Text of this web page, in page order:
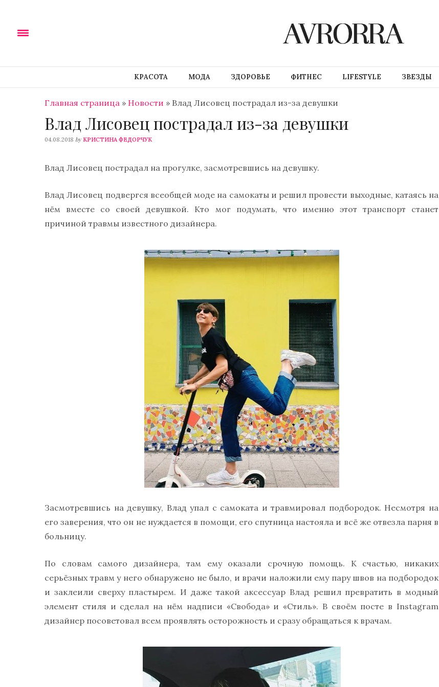
КРАСОТА МОДА ЗДОРОВЬЕ ФИТНЕС LIFESTYLE ЗВЕЗДЫ
Главная страница » Новости » Влад Лисовец пострадал из-за девушки
Влад Лисовец пострадал из-за девушки
04.08.2018 by КРИСТИНА ФЕДОРЧУК
Влад Лисовец пострадал на прогулке, засмотревшись на девушку.
Влад Лисовец подвергся всеобщей моде на самокаты и решил провести выходные, катаясь на
нём вместе со своей девушкой. Кто мог подумать, что именно этот транспорт станет
причиной травмы известного дизайнера.
Засмотревшись на девушку, Влад упал с самоката и травмировал подбородок. Несмотря на
его заверения, что он не нуждается в помощи, его спутница настояла и всё же отвезла парня в
больницу.
По словам самого дизайнера, там ему оказали срочную помощь. К счастью, никаких
серьёзных травм у него обнаружено не было, и врачи наложили ему пару швов на подбородок
и заклеили сверху пластырем. И даже такой аксессуар Влад решил превратить в модный
элемент стиля и сделал на нём надписи «Свобода» и «Стиль». В своём посте в Instagram
дизайнер посоветовал всем проявлять осторожность и сразу обращаться к врачам.